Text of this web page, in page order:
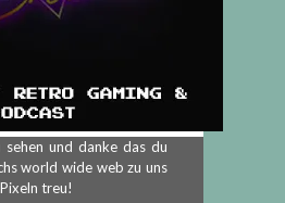
und danke das du
world wide web zu uns
treu!